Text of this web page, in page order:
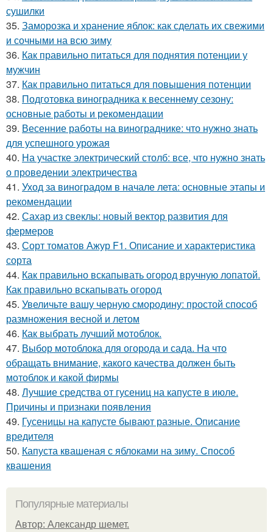
сушилки
35. Заморозка и хранение яблок: как сделать их свежими
и сочными на всю зиму
36. Как правильно питаться для поднятия потенции у
мужчин
37. Как правильно питаться для повышения потенции
38. Подготовка виноградника к весеннему сезону:
основные работы и рекомендации
39. Весенние работы на винограднике: что нужно знать
для успешного урожая
40. На участке электрический столб: все, что нужно знать
о проведении электричества
41. Уход за виноградом в начале лета: основные этапы и
рекомендации
42. Сахар из свеклы: новый вектор развития для
фермеров
43. Сорт томатов Ажур F1. Описание и характеристика
сорта
44. Как правильно вскапывать огород вручную лопатой.
Как правильно вскапывать огород
45. Увеличьте вашу черную смородину: простой способ
размножения весной и летом
46. Как выбрать лучший мотоблок.
47. Выбор мотоблока для огорода и сада. На что
обращать внимание, какого качества должен быть
мотоблок и какой фирмы
48. Лучшие средства от гусениц на капусте в июле.
Причины и признаки появления
49. Гусеницы на капусте бывают разные. Описание
вредителя
50. Капуста квашеная с яблоками на зиму. Способ
квашения
Популярные материалы
Автор: Александр шемет.